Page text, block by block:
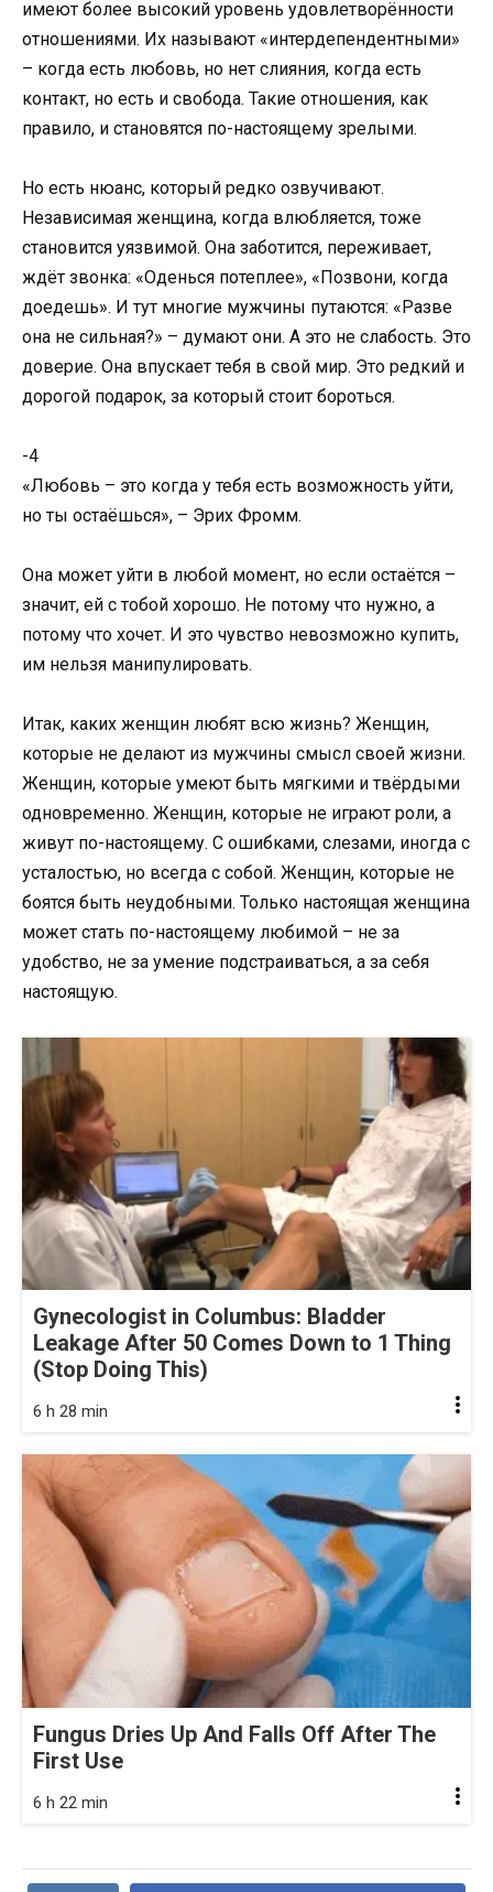
имеют более высокий уровень удовлетворённости
отношениями. Их называют «интердепендентными»
– когда есть любовь, но нет слияния, когда есть
контакт, но есть и свобода. Такие отношения, как
правило, и становятся по-настоящему зрелыми.
Но есть нюанс, который редко озвучивают.
Независимая женщина, когда влюбляется, тоже
становится уязвимой. Она заботится, переживает,
ждёт звонка: «Оденься потеплее», «Позвони, когда
доедешь». И тут многие мужчины путаются: «Разве
она не сильная?» – думают они. А это не слабость. Это
доверие. Она впускает тебя в свой мир. Это редкий и
дорогой подарок, за который стоит бороться.
-4
«Любовь – это когда у тебя есть возможность уйти,
но ты остаёшься», – Эрих Фромм.
Она может уйти в любой момент, но если остаётся –
значит, ей с тобой хорошо. Не потому что нужно, а
потому что хочет. И это чувство невозможно купить,
им нельзя манипулировать.
Итак, каких женщин любят всю жизнь? Женщин,
которые не делают из мужчины смысл своей жизни.
Женщин, которые умеют быть мягкими и твёрдыми
одновременно. Женщин, которые не играют роли, а
живут по-настоящему. С ошибками, слезами, иногда с
усталостью, но всегда с собой. Женщин, которые не
боятся быть неудобными. Только настоящая женщина
может стать по-настоящему любимой – не за
удобство, не за умение подстраиваться, а за себя
настоящую.
Gynecologist in Columbus: Bladder
Leakage After 50 Comes Down to 1 Thing
(Stop Doing This)
6 h 28 min
Fungus Dries Up And Falls Off After The
First Use
6 h 22 min